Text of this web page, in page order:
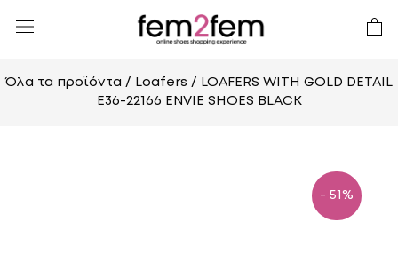
Όλα τα προϊόντα / Loafers / LOAFERS WITH GOLD DETAIL
E36-22166 ENVIE SHOES BLACK
- 51%